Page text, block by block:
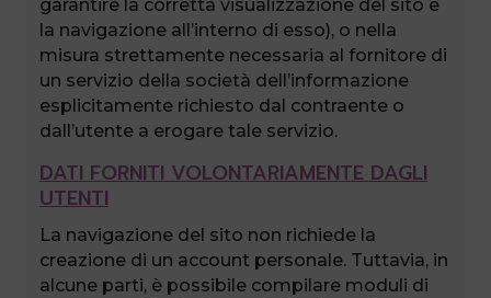
garantire la corretta visualizzazione del sito e
la navigazione all’interno di esso), o nella
misura strettamente necessaria al fornitore di
un servizio della società dell’informazione
esplicitamente richiesto dal contraente o
dall’utente a erogare tale servizio.
DATI FORNITI VOLONTARIAMENTE DAGLI
UTENTI
La navigazione del sito non richiede la
creazione di un account personale. Tuttavia, in
alcune parti, è possibile compilare moduli di